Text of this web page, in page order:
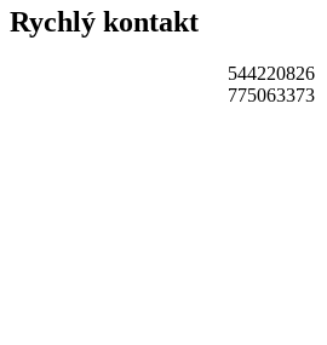
Rychlý kontakt
544220826
775063373